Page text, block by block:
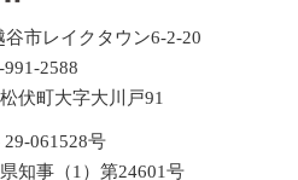
谷市レイクタウン6-2-20
2588
伏町大字大川戸91
061528号
知事（1）第24601号